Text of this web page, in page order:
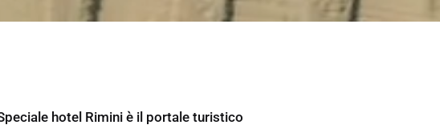
hotel Rimini è il portale turistico